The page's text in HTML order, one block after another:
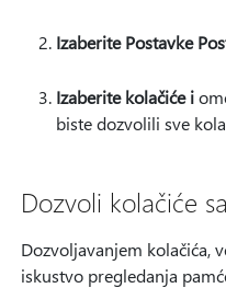
Izaberite Postavke
Izaberite kolačiće i
biste dozvolili sve
Dozvoli kolačiće
Dozvoljavanjem kolačića,
iskustvo pregledanja